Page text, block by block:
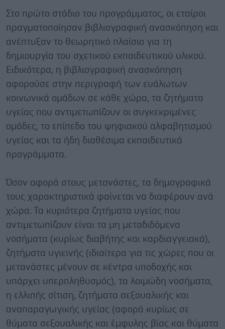
Στο πρώτο στάδιο του προγράμματος, οι εταίροι
πραγματοποίησαν βιβλιογραφική ανασκόπηση και
ανέπτυξαν το θεωρητικό πλαίσιο για τη
δημιουργία του σχετικού εκπαιδευτικού υλικού.
Ειδικότερα, η βιβλιογραφική ανασκόπηση
αφορούσε στην περιγραφή των ευάλωτων
κοινωνικά ομάδων σε κάθε χώρα, τα ζητήματα
υγείας που αντιμετωπίζουν οι συγκεκριμένες
ομάδες, το επίπεδο του ψηφιακού αλφαβητισμού
υγείας και τα ήδη διαθέσιμα εκπαιδευτικά
προγράμματα.
Όσον αφορά στους μετανάστες, τα δημογραφικά
τους χαρακτηριστικά φαίνεται να διαφέρουν ανά
χώρα. Τα κυριότερα ζητήματα υγείας που
αντιμετωπίζουν είναι τα μη μεταδιδόμενα
νοσήματα (κυρίως διαβήτης και καρδιαγγειακά),
ζητήματα υγιεινής (ιδιαίτερα για τις χώρες που οι
μετανάστες μένουν σε κέντρα υποδοχής και
υπάρχει υπερπληθυσμός), τα λοιμώδη νοσήματα,
η ελλιπής σίτιση, ζητήματα σεξουαλικής και
αναπαραγωγικής υγείας (αφορά κυρίως σε
θύματα σεξουαλικής και έμφυλης βίας και θύματα